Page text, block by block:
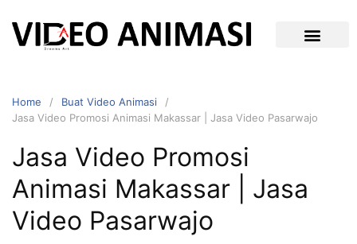
Home
Buat Video Animasi
Jasa Video Promosi Animasi Makassar | Jasa Video Pasarwajo
Jasa Video Promosi
Animasi Makassar | Jasa
Video Pasarwajo